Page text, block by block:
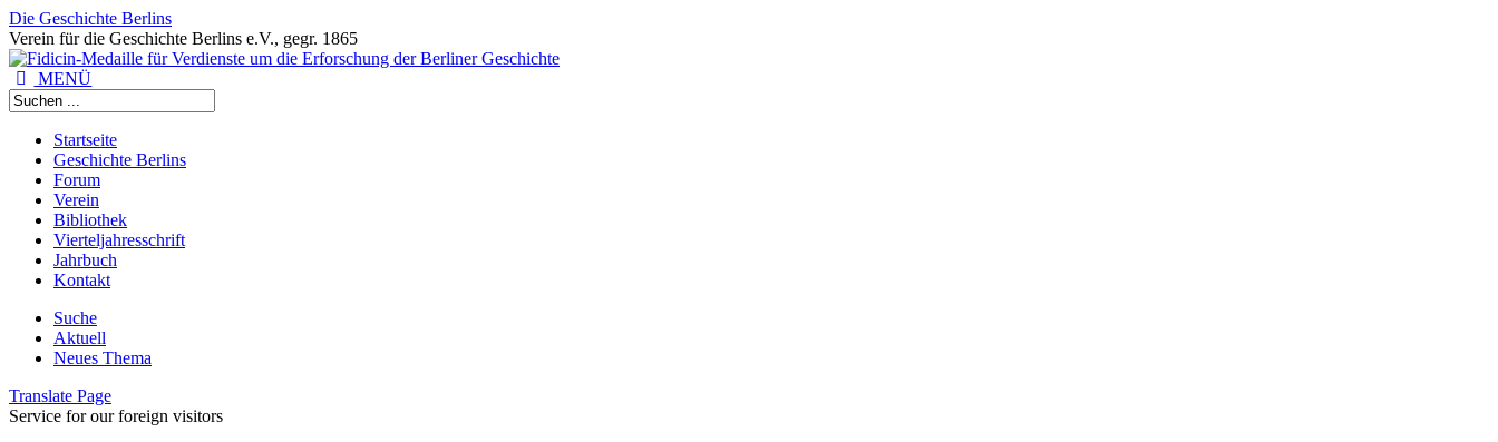
Die Geschichte Berlins
Verein für die Geschichte Berlins e.V., gegr. 1865
MENÜ
Startseite
Geschichte Berlins
Forum
Verein
Bibliothek
Vierteljahresschrift
Jahrbuch
Kontakt
Suche
Aktuell
Neues Thema
Translate Page
Service for our foreign visitors